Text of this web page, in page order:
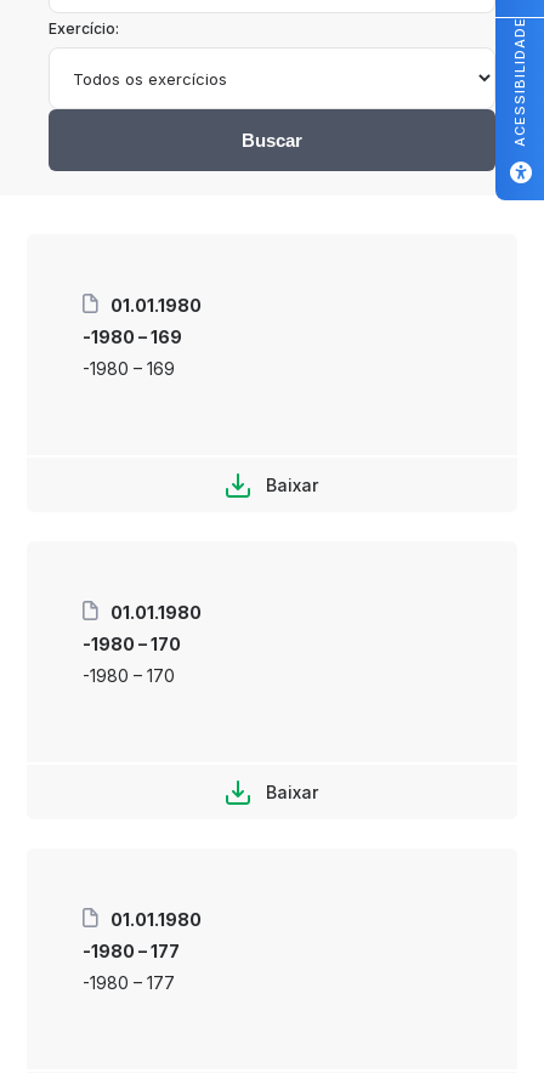
Exercício:
Buscar
01.01.1980
-1980 – 169
-1980 – 169
Baixar
01.01.1980
-1980 – 170
-1980 – 170
Baixar
01.01.1980
-1980 – 177
-1980 – 177
ACESSIBILIDADE